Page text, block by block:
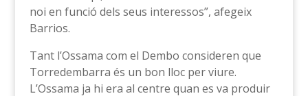
noi en funció dels seus interessos”, afegeix
Barrios.
Tant l’Ossama com el Dembo consideren que
Torredembarra és un bon lloc per viure.
L’Ossama ja hi era al centre quan es va produir